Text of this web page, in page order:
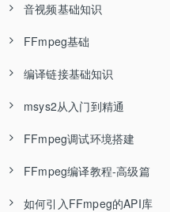
音视频基础知识
RGB色彩空间—音视频基
YUV色彩空间—音视频基础
RGB与YUV相互转换—音
YUV数据分析—音视频基础
编码压缩介绍—音视频基础
封装格式介绍—音视频基础
FFmpeg基础
FFmpeg介绍—FFmpeg基
FFmpeg安装—FFmpeg基
ffmpeg封装格式转换
ffmpeg命令参数类型
ffmpeg编码格式转换
编译链接基础知识
Linux环境编译单个C程序
Linux环境编译多个C程序
Linux环境编译静态库—编
Linux环境封装静态库—编
msys2从入门到精通
msys2介绍
什么是包管理器
pacman包管理器介绍
FFmpeg调试环境搭建
用Ubuntu18与clion调试
用msys2与mingw编译
FFmpeg编译教程-高级篇
FFmpeg引入SDL扩展
如何引入FFmpeg的API库